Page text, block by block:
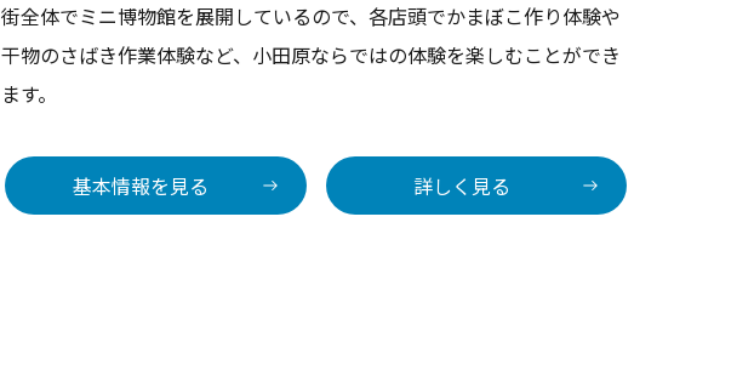
街全体でミニ博物館を展開しているので、各店頭でかまぼこ作り体験や
干物のさばき作業体験など、小田原ならではの体験を楽しむことができ
ます。
基本情報を見る 詳しく見る